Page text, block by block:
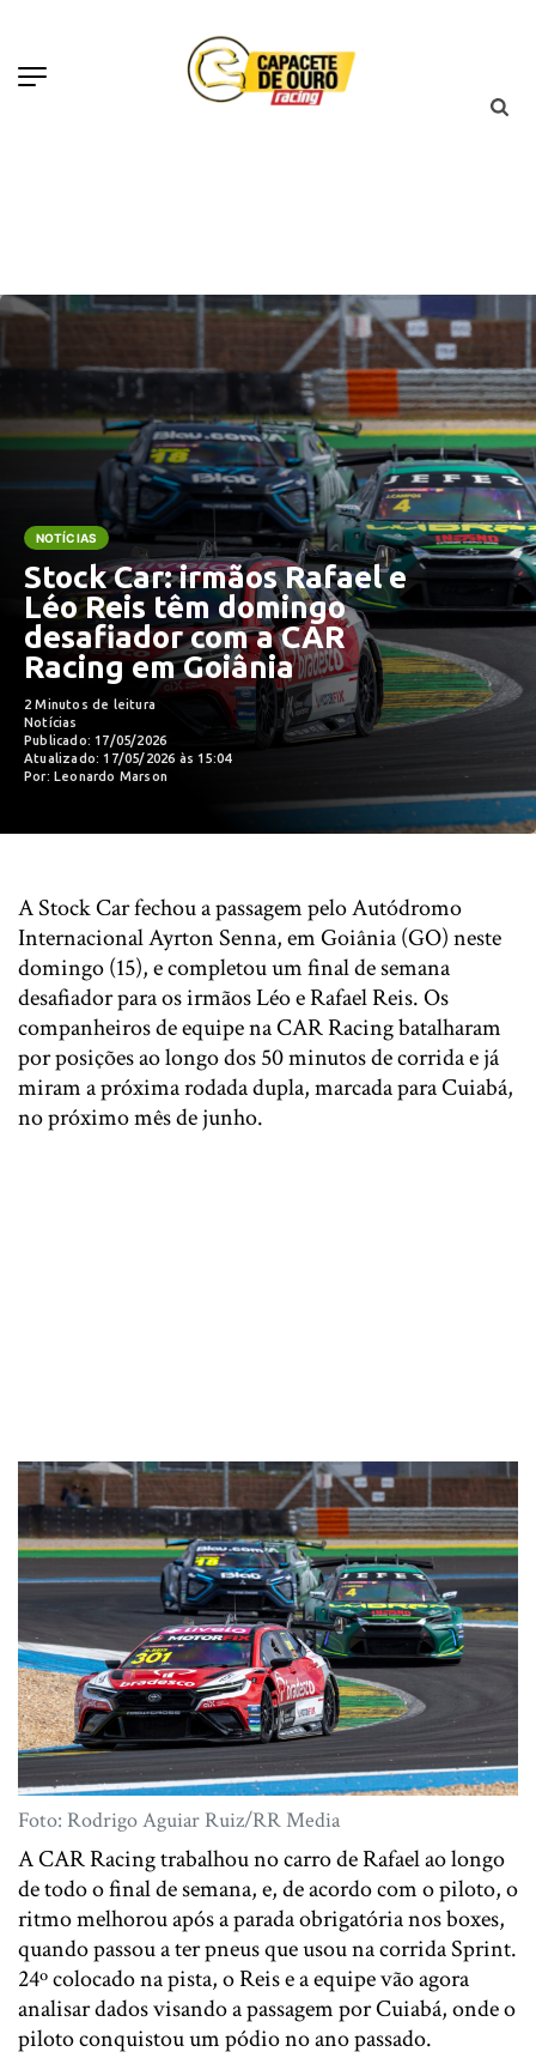
NOTÍCIAS
Stock Car: irmãos Rafael e
Léo Reis têm domingo
desafiador com a CAR
Racing em Goiânia
2 Minutos de leitura
Notícias
Publicado: 17/05/2026
Atualizado: 17/05/2026 às 15:04
Por: Leonardo Marson
A Stock Car fechou a passagem pelo Autódromo
Internacional Ayrton Senna, em Goiânia (GO) neste
domingo (15), e completou um final de semana
desafiador para os irmãos Léo e Rafael Reis. Os
companheiros de equipe na CAR Racing batalharam
por posições ao longo dos 50 minutos de corrida e já
miram a próxima rodada dupla, marcada para Cuiabá,
no próximo mês de junho.
Foto: Rodrigo Aguiar Ruiz/RR Media
A CAR Racing trabalhou no carro de Rafael ao longo
de todo o final de semana, e, de acordo com o piloto, o
ritmo melhorou após a parada obrigatória nos boxes,
quando passou a ter pneus que usou na corrida Sprint.
24º colocado na pista, o Reis e a equipe vão agora
analisar dados visando a passagem por Cuiabá, onde o
piloto conquistou um pódio no ano passado.